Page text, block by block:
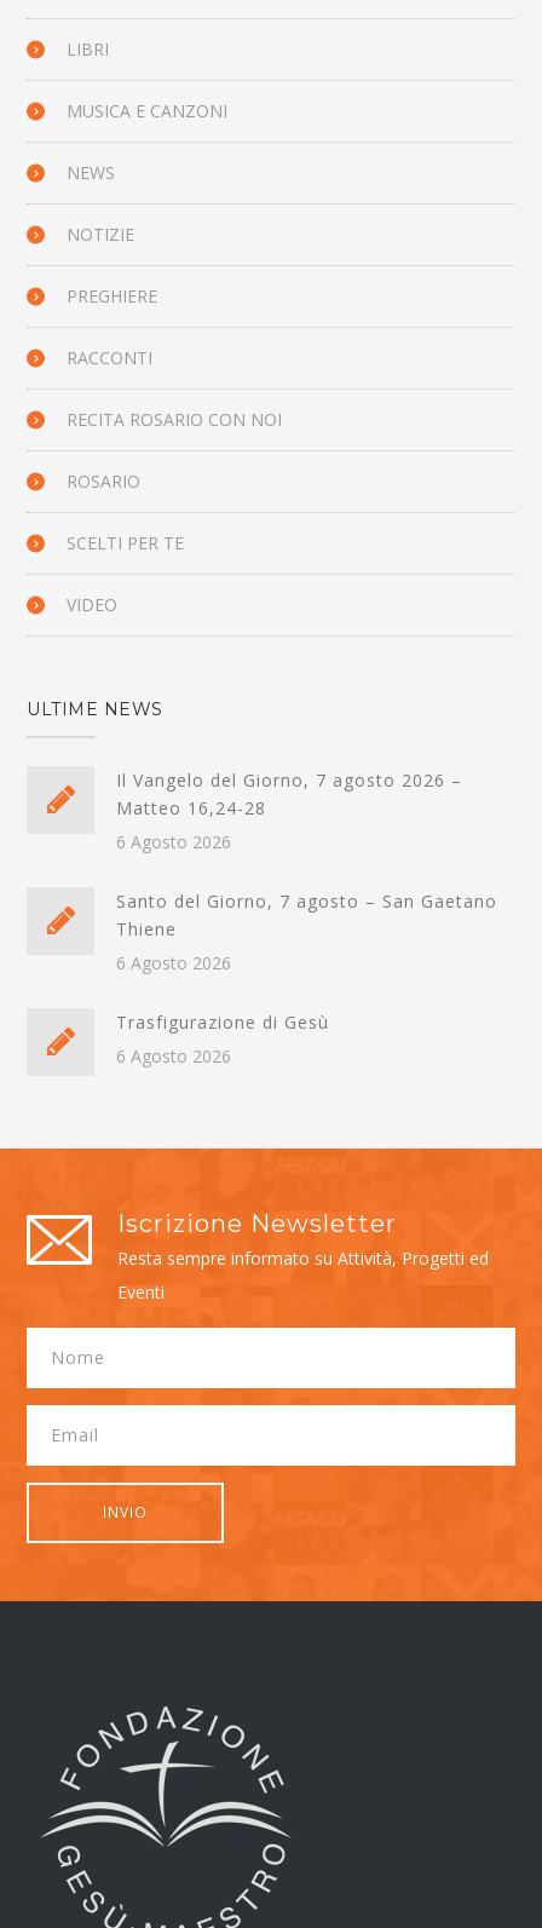
LIBRI
MUSICA E CANZONI
NEWS
NOTIZIE
PREGHIERE
RACCONTI
RECITA ROSARIO CON NOI
ROSARIO
SCELTI PER TE
VIDEO
ULTIME NEWS
Il Vangelo del Giorno, 7 agosto 2026 –
Matteo 16,24-28
6 Agosto 2026
Santo del Giorno, 7 agosto – San Gaetano
Thiene
6 Agosto 2026
Trasfigurazione di Gesù
6 Agosto 2026
Iscrizione Newsletter
Resta sempre informato su Attività, Progetti ed
Eventi